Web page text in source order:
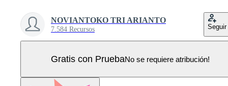
NOVIANTOKO TRI ARIANTO
7.584 Recursos Seguir
Gratis con PruebaNo se requiere atribución!